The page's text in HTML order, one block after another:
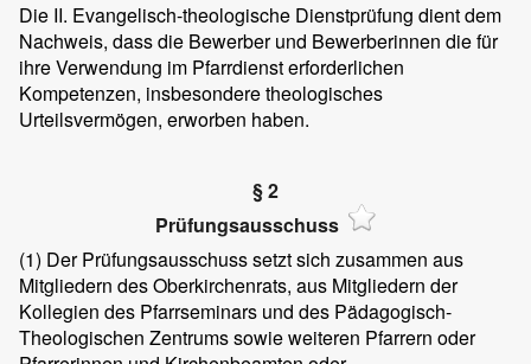
Die II. Evangelisch-theologische Dienstprüfung dient dem
Nachweis, dass die Bewerber und Bewerberinnen die für
ihre Verwendung im Pfarrdienst erforderlichen
Kompetenzen, insbesondere theologisches
Urteilsvermögen, erworben haben.
§ 2
Prüfungsausschuss
(1) Der Prüfungsausschuss setzt sich zusammen aus
Mitgliedern des Oberkirchenrats, aus Mitgliedern der
Kollegien des Pfarrseminars und des Pädagogisch-
Theologischen Zentrums sowie weiteren Pfarrern oder